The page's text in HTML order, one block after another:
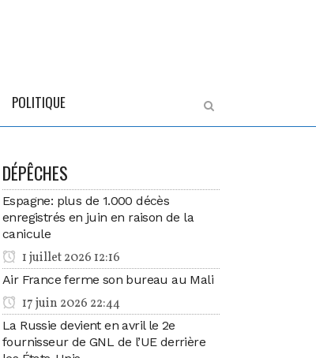
POLITIQUE
DÉPÊCHES
Espagne: plus de 1.000 décès
enregistrés en juin en raison de la
canicule
1 juillet 2026 12:16
Air France ferme son bureau au Mali
17 juin 2026 22:44
La Russie devient en avril le 2e
fournisseur de GNL de l’UE derrière